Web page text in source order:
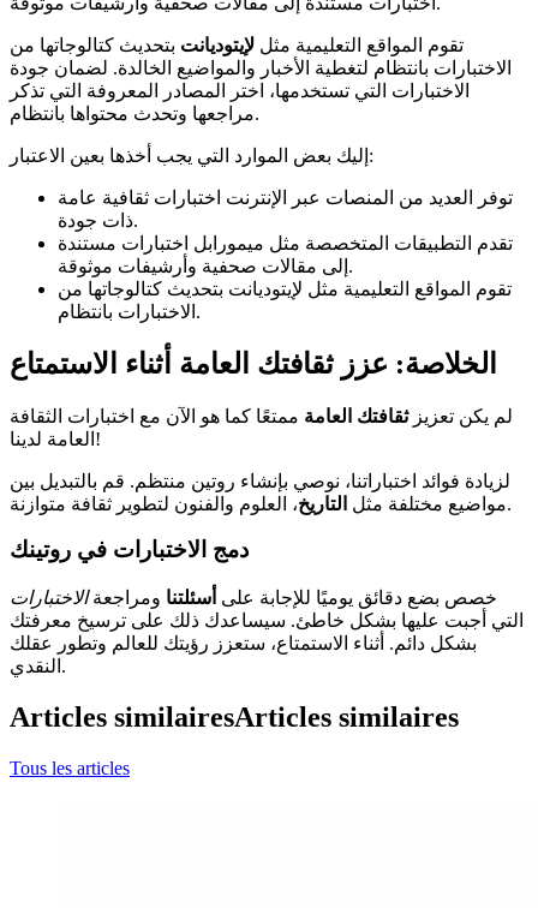
تقوم المواقع التعليمية مثل لإيتوديانت بتحديث كتالوجاتها من
الاختبارات بانتظام لتغطية الأخبار والمواضيع الخالدة. لضمان جودة
الاختبارات التي تستخدمها، اختر المصادر المعروفة التي تذكر
مراجعها وتحدث محتواها بانتظام.
إليك بعض الموارد التي يجب أخذها بعين الاعتبار:
توفر العديد من المنصات عبر الإنترنت اختبارات ثقافية عامة
ذات جودة.
تقدم التطبيقات المتخصصة مثل ميمورابل اختبارات مستندة
إلى مقالات صحفية وأرشيفات موثوقة.
تقوم المواقع التعليمية مثل لإيتوديانت بتحديث كتالوجاتها من
الاختبارات بانتظام.
الخلاصة: عزز ثقافتك العامة أثناء الاستمتاع
لم يكن تعزيزثقافتك العامة ممتعًا كما هو الآن مع اختبارات الثقافة
العامة لدينا!
لزيادة فوائد اختباراتنا، نوصي بإنشاء روتين منتظم. قم بالتبديل بين
مواضيع مختلفة مثل التاريخ ، العلوم والفنون لتطوير ثقافة متوازنة.
دمج الاختبارات في روتينك
خصص بضع دقائق يوميًا للإجابة على أسئلتنا ومراجعةالاختبارات
التي أجبت عليها بشكل خاطئ. سيساعدك ذلك على ترسيخ معرفتك
بشكل دائم. أثناء الاستمتاع، ستعزز رؤيتك للعالم وتطور عقلك
النقدي.
Articles similairesArticles similaires
Tous les articles